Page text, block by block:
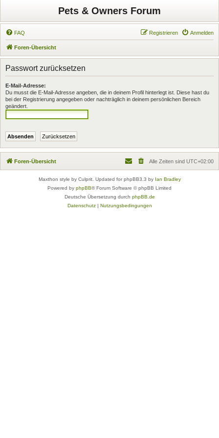
Pets & Owners Forum
FAQ Anmelden
Registrieren
Foren-Übersicht
Passwort zurücksetzen
E-Mail-Adresse:
Du musst die E-Mail-Adresse angeben, die in deinem Profil hinterlegt ist. Diese hast du
bei der Registrierung angegeben oder nachträglich in deinem persönlichen Bereich
geändert.
Foren-Übersicht Alle Zeiten sind UTC+02:00
Maxthon style by Culprit. Updated for phpBB3.3 by Ian Bradley
Powered by phpBB® Forum Software © phpBB Limited
Deutsche Übersetzung durch phpBB.de
Datenschutz| Nutzungsbedingungen